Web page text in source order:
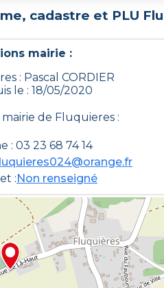
cadastre et PLU
mairie :
: Pascal CORDIER
le : 18/05/2020
de Fluquieres:
: 03 23 68 74 14
: Non renseigné